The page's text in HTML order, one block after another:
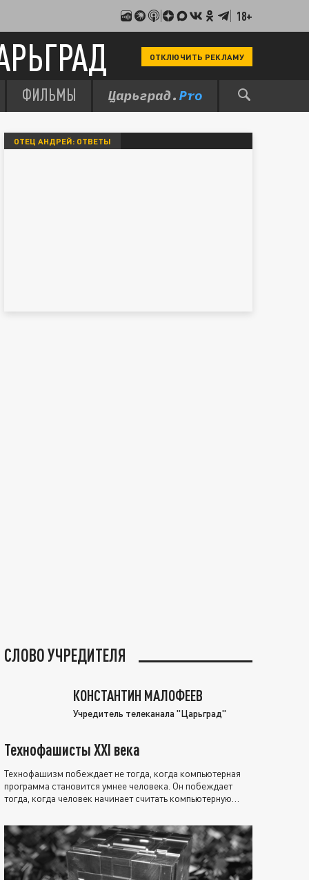
18+
ОТКЛЮЧИТЬ РЕКЛАМУ
ФИЛЬМЫ
ОТЕЦ АНДРЕЙ: ОТВЕТЫ
СЛОВО УЧРЕДИТЕЛЯ
КОНСТАНТИН МАЛОФЕЕВ
Учредитель телеканала "Царьград"
Технофашисты XXI века
Технофашизм побеждает не тогда, когда компьютерная
программа становится умнее человека. Он побеждает
тогда, когда человек начинает считать компьютерную